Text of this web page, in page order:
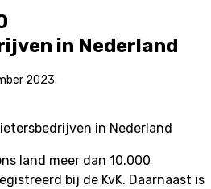
in Nederland
2023.
land meer dan 10.000
bij de KvK. Daarnaast is